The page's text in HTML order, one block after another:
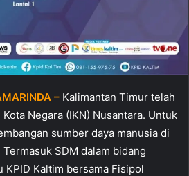
– Kalimantan Timur telah
Negara (IKN) Nusantara. Untuk
sumber daya manusia di
SDM dalam bidang
KPID Kaltim bersama Fisipol